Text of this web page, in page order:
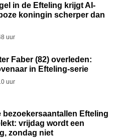
in de Efteling krijgt AI-
koningin scherper dan
uur
Faber (82) overleden:
in Efteling-serie
uur
bezoekersaantallen Efteling
vrijdag wordt een
zondag niet